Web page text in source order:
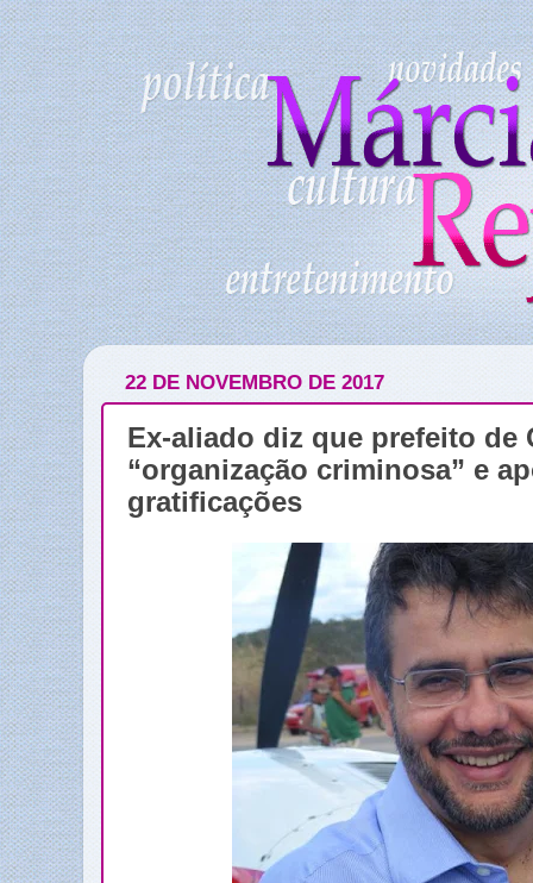
22 DE NOVEMBRO DE 2017
Ex-aliado diz que prefeito de
“organização criminosa” e
gratificações